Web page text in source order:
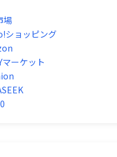
場
ショッピング
マーケット